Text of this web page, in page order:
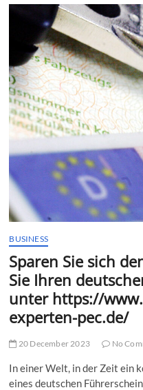
BUSINESS
Sparen Sie sich
Sie Ihren
unter https://
experten-pec.de/
20 December 2023 No
In einer Welt, in der Zeit ein
eines deutschen